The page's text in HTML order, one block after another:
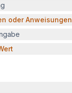
oder Anweisungen